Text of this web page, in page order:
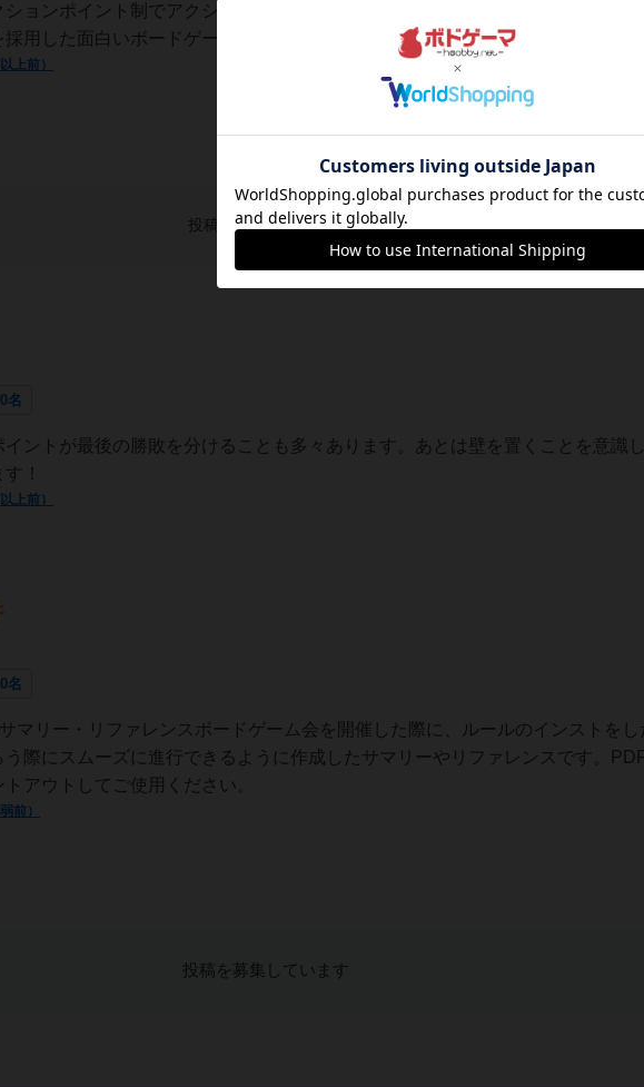
ションポイント制でアクションを組み合わせて、各エリア内の最大数を狙うエ
用した面白いボードゲームです！壁を置いて区間を短くして名声ポ...
上前）
投稿を募集しています
0名
イントが最後の勝敗を分けることも多々あります。あとは壁を置くことを意識
！
上前）
0名
マリー・リファレンスボードゲーム会を開催した際に、ルールのインストをし
う際にスムーズに進行できるように作成したサマリーやリファレンスです。
トアウトしてご使用ください。
前）
投稿を募集しています